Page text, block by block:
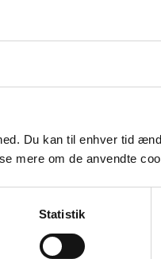
Du kan til enhver tid
mere om de anvendte
Statistik